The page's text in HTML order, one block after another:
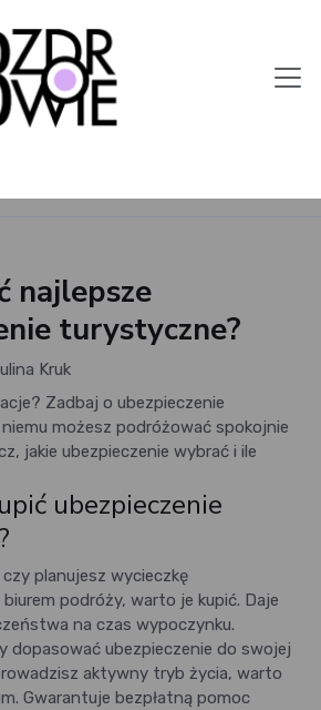
najlepsze
turystyczne?
Kruk
Zadbaj o ubezpieczenie
możesz podróżować spokojnie
jakie ubezpieczenie wybrać i ile
ubezpieczenie
planujesz wycieczkę
podróży, warto je kupić. Daje
na czas wypoczynku.
dopasować ubezpieczenie do swojej
aktywny tryb życia, warto
Gwarantuje bezpłatną pomoc